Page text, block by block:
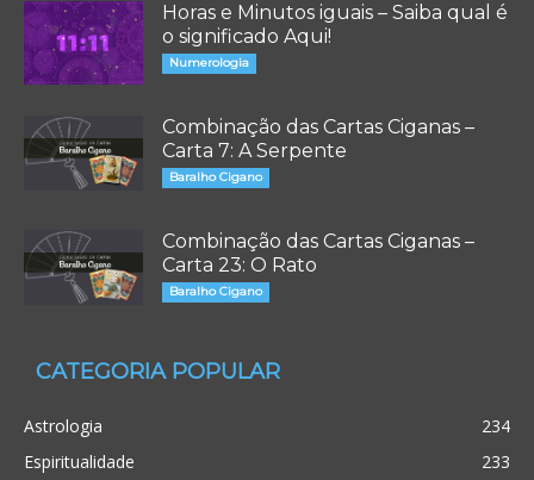
Horas e Minutos iguais – Saiba qual é
o significado Aqui!
Numerologia
Combinação das Cartas Ciganas –
Carta 7: A Serpente
Baralho Cigano
Combinação das Cartas Ciganas –
Carta 23: O Rato
Baralho Cigano
CATEGORIA POPULAR
Astrologia
234
Espiritualidade
233